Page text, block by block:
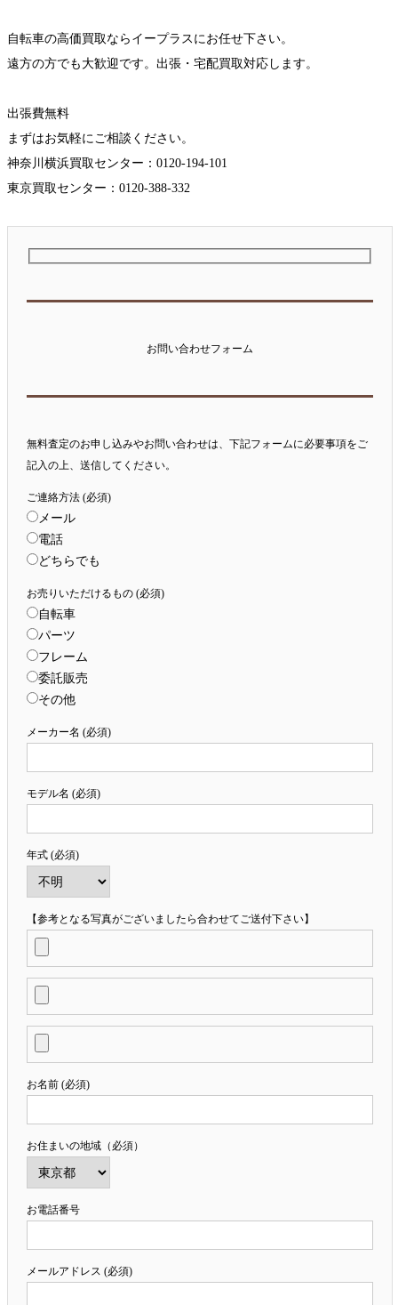
自転車の高価買取ならイープラスにお任せ下さい。
遠方の方でも大歓迎です。出張・宅配買取対応します。
出張費無料
まずはお気軽にご相談ください。
神奈川横浜買取センター：0120-194-101
東京買取センター：0120-388-332
お問い合わせフォーム
無料査定のお申し込みやお問い合わせは、下記フォームに必要事項をご
記入の上、送信してください。
ご連絡方法 (必須)
メール
電話
どちらでも
お売りいただけるもの (必須)
自転車
パーツ
フレーム
委託販売
その他
メーカー名 (必須)
モデル名 (必須)
年式 (必須)
【参考となる写真がございましたら合わせてご送付下さい】
お名前 (必須)
お住まいの地域（必須）
お電話番号
メールアドレス (必須)